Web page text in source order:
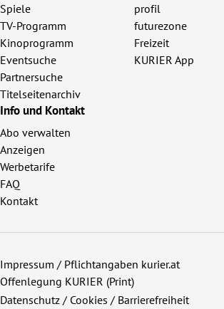
Spiele
TV-Programm
Kinoprogramm
Eventsuche
Partnersuche
Titelseitenarchiv
profil
futurezone
Freizeit
KURIER App
Info und Kontakt
Abo verwalten
Anzeigen
Werbetarife
FAQ
Kontakt
Impressum / Pflichtangaben kurier.at
Offenlegung KURIER (Print)
Datenschutz / Cookies / Barrierefreiheit